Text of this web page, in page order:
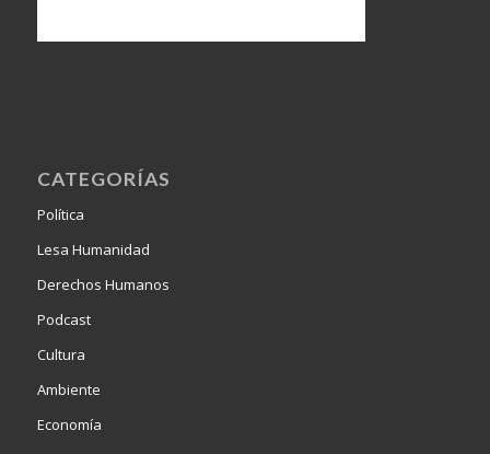
CATEGORÍAS
Política
Lesa Humanidad
Derechos Humanos
Podcast
Cultura
Ambiente
Economía